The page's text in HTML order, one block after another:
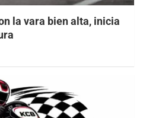
la vara bien alta, inicia